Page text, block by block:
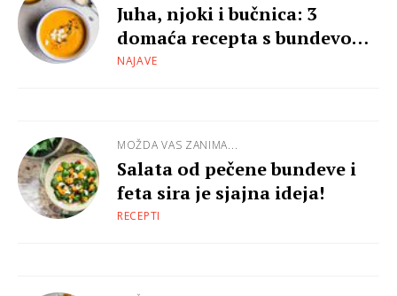
Juha, njoki i bučnica: 3
domaća recepta s bundevom
koja ćeš željeti pripremati
NAJAVE
MOŽDA VAS ZANIMA...
Salata od pečene bundeve i
feta sira je sjajna ideja!
RECEPTI